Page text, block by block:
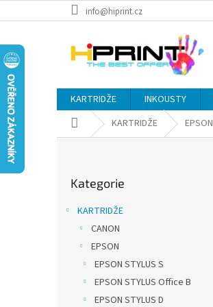
na
info@hiprint.cz
KARTRIDŽE INKOUSTY
Domů KARTRIDŽE EPSON
kategorie
Kategorie
KARTRIDŽE
CANON
EPSON
EPSON STYLUS S
EPSON STYLUS Office B
EPSON STYLUS D